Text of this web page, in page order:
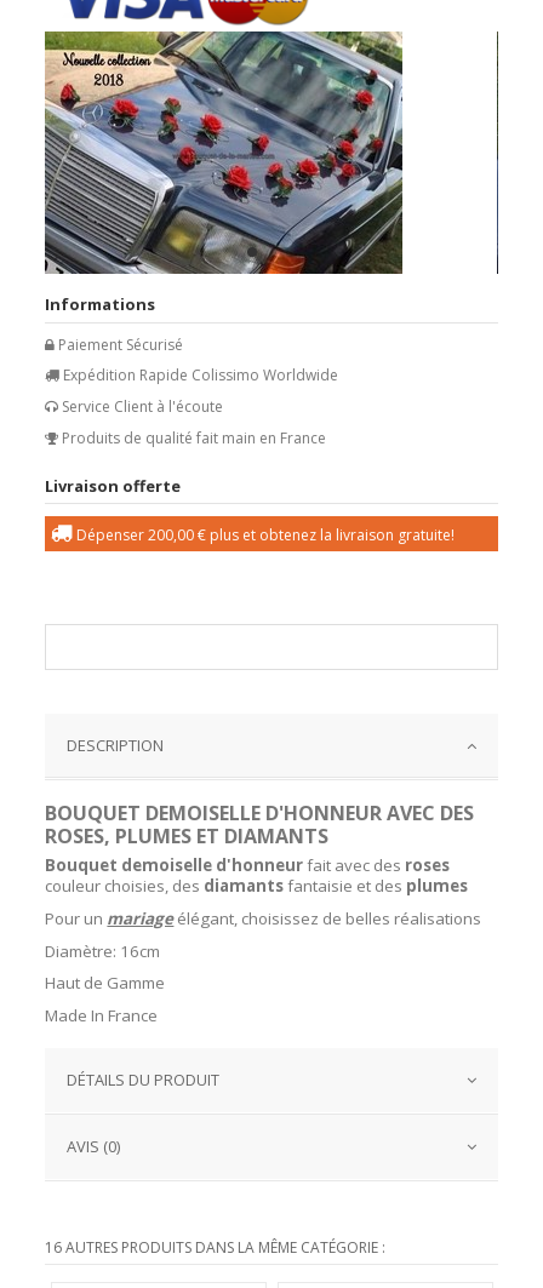
Informations
Paiement Sécurisé
Expédition Rapide Colissimo Worldwide
Service Client à l'écoute
Produits de qualité fait main en France
Livraison offerte
Dépenser200,00 € plus et obtenez la livraison gratuite!
DESCRIPTION
BOUQUET DEMOISELLE D'HONNEUR AVEC DES
ROSES, PLUMES ET DIAMANTS
Bouquet demoiselle d'honneurfait avec des roses
couleur choisies, des diamantsfantaisie et des plumes
Pour un mariageélégant, choisissez de belles réalisations
Diamètre: 16cm
Haut de Gamme
Made In France
DÉTAILS DU PRODUIT
AVIS (0)
16 AUTRES PRODUITS DANS LA MÊME CATÉGORIE :